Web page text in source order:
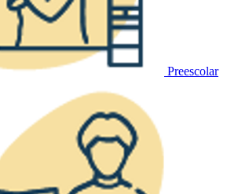
Preescolar